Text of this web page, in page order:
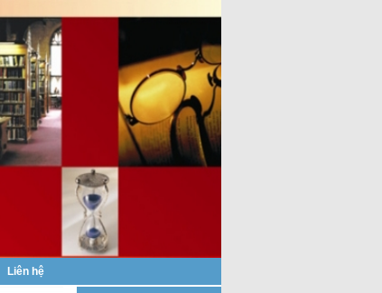
Liên hệ